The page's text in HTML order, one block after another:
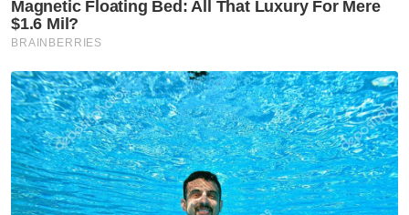
Beliau berkata, buku-buku ulama berkenaan
mengenai Islam dan Sekularisme yang
diterbitkan lebih empat dekad lepas,
mempunyai kesan berpanjangan dalam
dirinya dan beliau percaya ia kekal relevan
sehingga kini. - Bernama